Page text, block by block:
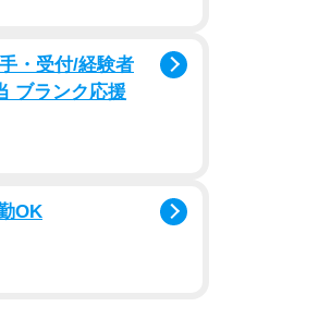
抱っこされる姿がそれぞ
こされるアイリスちゃ
・受付/経験者
ブランク応援
OK